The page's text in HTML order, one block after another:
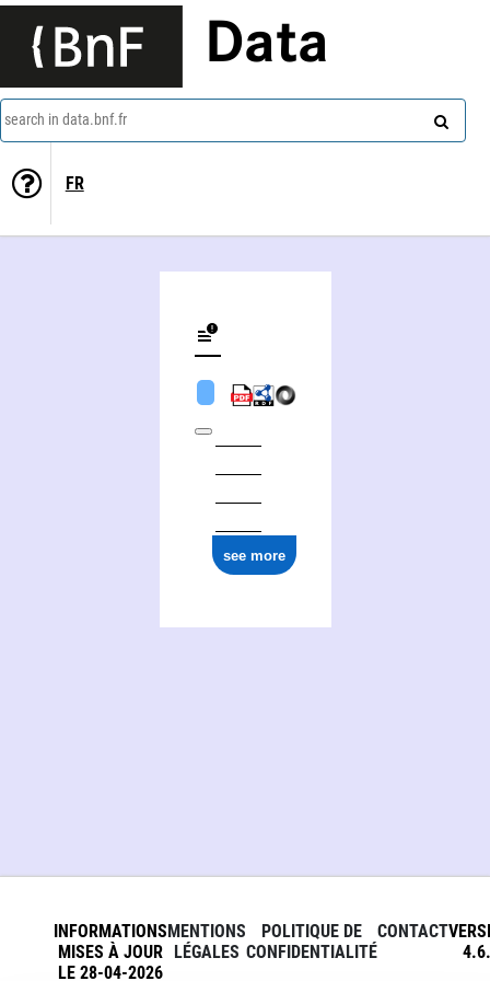
Data
search in data.bnf.fr
FR
see more
INFORMATIONS
MISES À JOUR
LE 28-04-2026
MENTIONS
LÉGALES
POLITIQUE DE
CONFIDENTIALITÉ
CONTACT